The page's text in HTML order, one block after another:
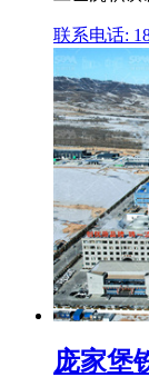
联系电话:
庞家堡